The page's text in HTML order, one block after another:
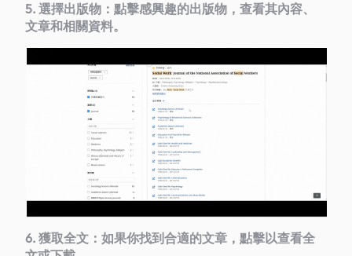
5. 選擇出版物：點擊感興趣的出版物，查看其內容、
文章和相關資料。
6. 獲取全文：如果你找到合適的文章，點擊以查看全